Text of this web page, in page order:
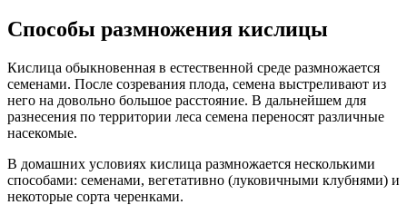
Способы размножения кислицы
Кислица обыкновенная в естественной среде размножается
семенами. После созревания плода, семена выстреливают из
него на довольно большое расстояние. В дальнейшем для
разнесения по территории леса семена переносят различные
насекомые.
В домашних условиях кислица размножается несколькими
способами: семенами, вегетативно (луковичными клубнями) и
некоторые сорта черенками.